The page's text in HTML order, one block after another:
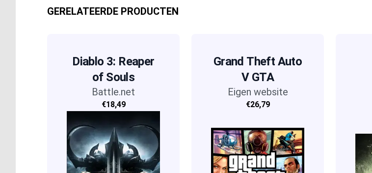
GERELATEERDE PRODUCTEN
Diablo 3: Reaper
of Souls
Battle.net
€18,49
Grand Theft Auto
V GTA
Eigen website
€26,79